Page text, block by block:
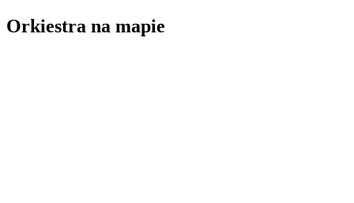
Orkiestra na mapie